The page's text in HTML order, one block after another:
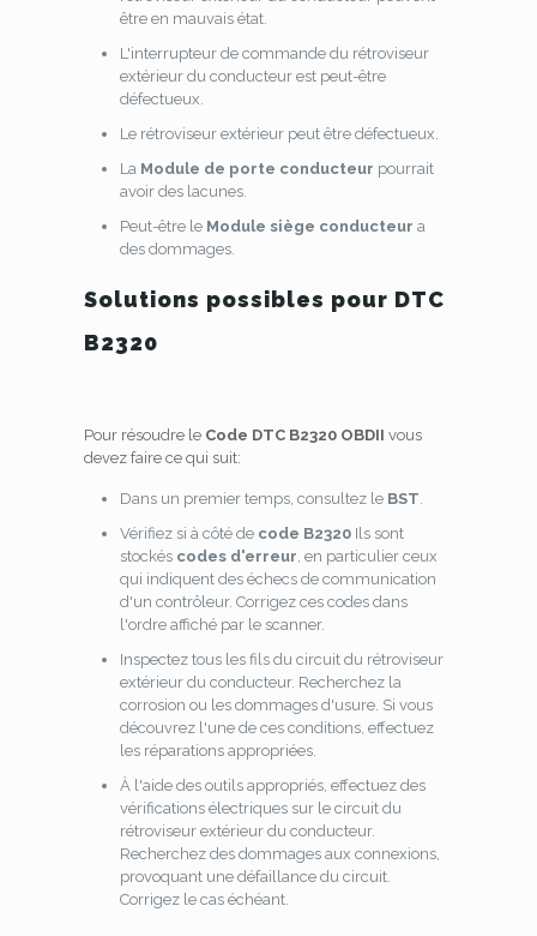
être en mauvais état.
L'interrupteur de commande du rétroviseur
extérieur du conducteur est peut-être
défectueux.
Le rétroviseur extérieur peut être défectueux.
LaModule de porte conducteur pourrait
avoir des lacunes.
Peut-être le Module siège conducteur a
des dommages.
Solutions possibles pour DTC
B2320
Pour résoudre le Code DTC B2320 OBDII vous
devez faire ce qui suit:
Dans un premier temps, consultez le BST.
Vérifiez si à côté de code B2320 Ils sont
stockés codes d'erreur, en particulier ceux
qui indiquent des échecs de communication
d'un contrôleur. Corrigez ces codes dans
l'ordre affiché par le scanner.
Inspectez tous les fils du circuit du rétroviseur
extérieur du conducteur. Recherchez la
corrosion ou les dommages d'usure. Si vous
découvrez l'une de ces conditions, effectuez
les réparations appropriées.
À l'aide des outils appropriés, effectuez des
vérifications électriques sur le circuit du
rétroviseur extérieur du conducteur.
Recherchez des dommages aux connexions,
provoquant une défaillance du circuit.
Corrigez le cas échéant.